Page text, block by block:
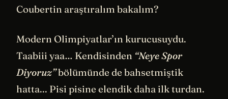
Coubertin araştıralım bakalım?
Modern Olimpiyatlar’ın kurucusuydu.
Taabiii yaa… Kendisinden “Neye Spor
Diyoruz”bölümünde de bahsetmiştik
hatta... Pisi pisine elendik daha ilk turdan.